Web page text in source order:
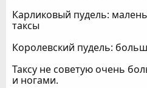
Карликовый пудель:
таксы
Королевский пудель:
Таксу не советую очень
и ногами.